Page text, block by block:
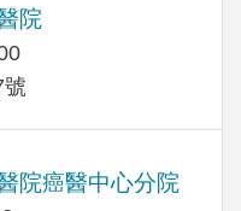
院
院癌醫中心分院